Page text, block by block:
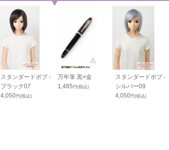
スタンダードボブ -
ブラック07
4,050円(税込)
万年筆 黒×金
1,485 円(税込)
スタンダードボブ -
シルバー09
4,050円(税込)